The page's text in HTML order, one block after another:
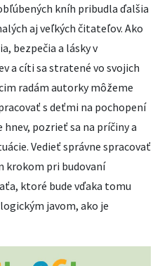
kníh pribudla ďalšia
aj veľkých čitateľov. Ako
bezpečia a lásky v
a cíti sa stratené vo svojich
radám autorky môžeme
s deťmi na pochopení
pozrieť sa na príčiny a
Vedieť správne spracovať
krokom pri budovaní
ktoré bude vďaka tomu
javom, ako je